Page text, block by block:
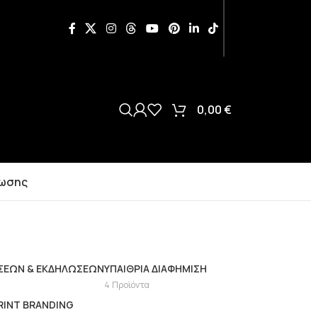
0,00€
& ΕΚΔΗΛΏΣΕΩΝΥΠΑΊΘΡΙΑ ΔΙΑΦΉΜΙΣΗ
4 Προϊόντα
BRANDING